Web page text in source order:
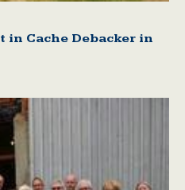
in Cache Debacker in